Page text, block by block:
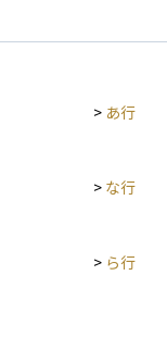
ように使用量で増
余裕資金」が明
約手数料や補償
> あ行
> な行
> ら行